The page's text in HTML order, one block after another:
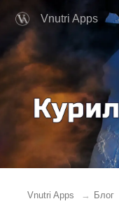
Vnutri Apps
Vnutri Apps Блог